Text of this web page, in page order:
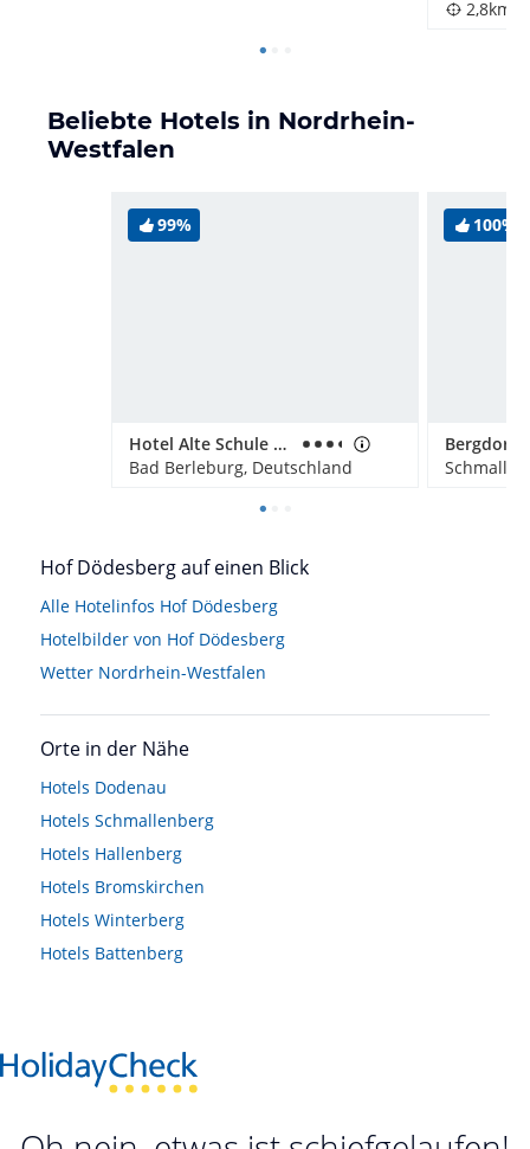
2,8km
Beliebte Hotels in Nordrhein-
Westfalen
99%
Hotel Alte Schule Berleburg
Bad Berleburg, Deutschland
100%
Hof Dödesberg auf einen Blick
Alle Hotelinfos Hof Dödesberg
Hotelbilder von Hof Dödesberg
Wetter Nordrhein-Westfalen
Orte in der Nähe
Hotels Dodenau
Hotels Schmallenberg
Hotels Hallenberg
Hotels Bromskirchen
Hotels Winterberg
Hotels Battenberg